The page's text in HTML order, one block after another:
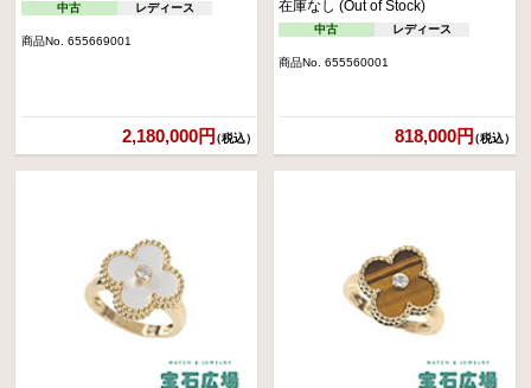
中古 レディース
商品No. 655669001
2,180,000円（税込）
在庫なし (Out of Stock)
中古 レディース
商品No. 655560001
818,000円（税込）